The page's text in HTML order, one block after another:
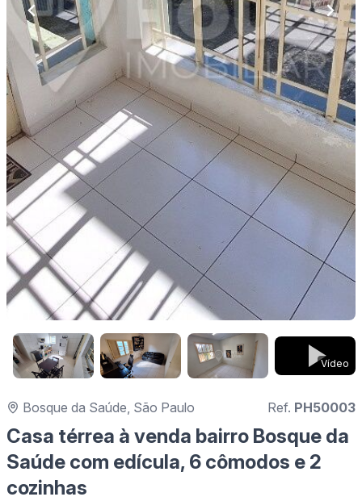
Vídeo
Bosque da Saúde, São Paulo Ref. PH50003
Casa térrea à venda bairro Bosque da
Saúde com edícula, 6 cômodos e 2
cozinhas